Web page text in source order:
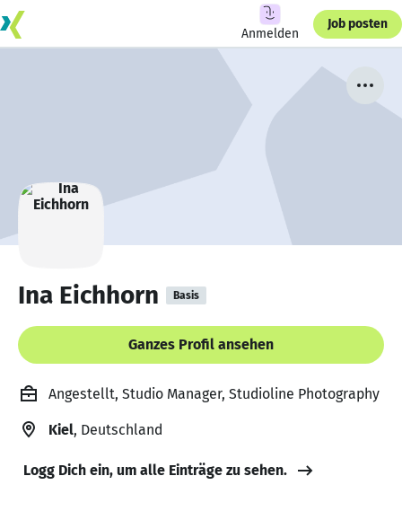
Anmelden
Job posten
Ina Eichhorn Basis
Ganzes Profil ansehen
Angestellt, Studio Manager, Studioline Photography
Kiel, Deutschland
Logg Dich ein, um alle Einträge zu sehen.